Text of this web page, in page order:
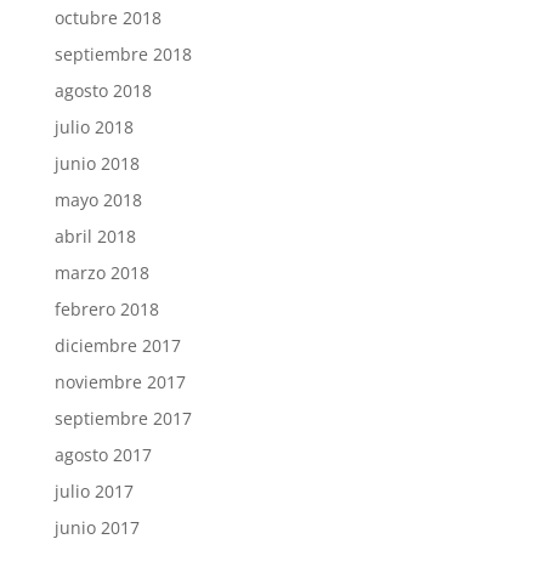
octubre 2018
septiembre 2018
agosto 2018
julio 2018
junio 2018
mayo 2018
abril 2018
marzo 2018
febrero 2018
diciembre 2017
noviembre 2017
septiembre 2017
agosto 2017
julio 2017
junio 2017